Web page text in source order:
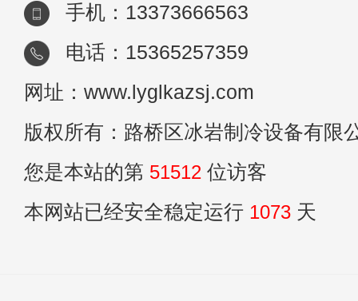
手机：13373666563
电话：15365257359
网址：www.lyglkazsj.com
版权所有：路桥区冰岩制冷设备有限
您是本站的第 51512 位访客
本网站已经安全稳定运行 1073 天